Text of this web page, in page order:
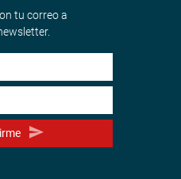
tu correo a